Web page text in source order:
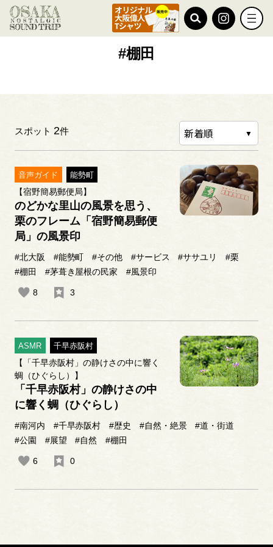
TOP #棚田
#棚田
スポット 2件
音声ガイド 能勢町
【宿野簡易郵便局】
のどかな里山の風景を思う、
栗のフレーム「宿野簡易郵便
局」の風景印
#北大阪 #能勢町 #その他 #サービス #ササユリ
#栗
#棚田
#茅葺き屋根の民家 #風景印
8 3
ASMR 千早赤阪村
【「千早赤阪村」の静けさの中に響く
蜩（ひぐらし）】
「千早赤阪村」の静けさの中
に響く蜩（ひぐらし）
#南河内 #千早赤阪村 #歴史 #自然・絶景
#道・街道
#公園
#展望 #自然 #棚田
6 0